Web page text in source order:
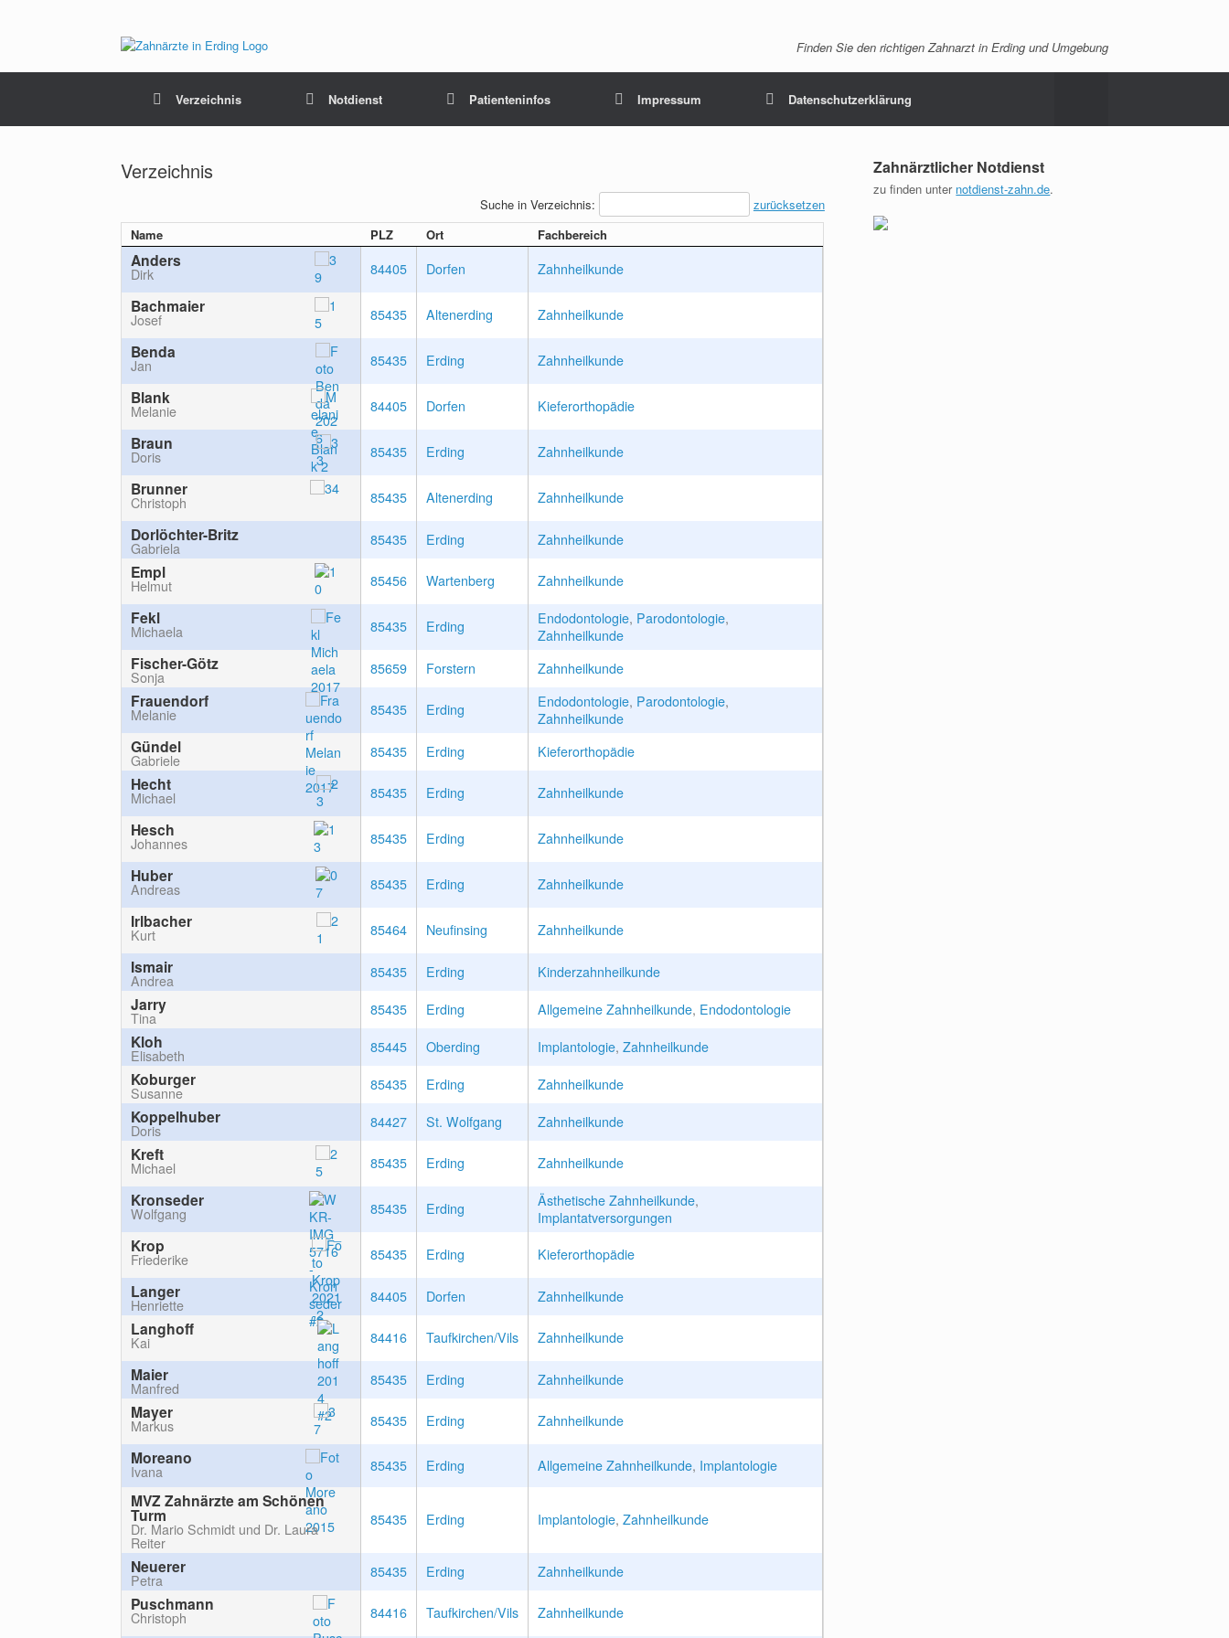
Finden Sie den richtigen Zahnarzt in Erding und Umgebung
Verzeichnis Notdienst Patienteninfos Impressum Datenschutzerklärung
Verzeichnis
Suche in Verzeichnis:
zurücksetzen
Name
PLZ Ort Fachbereich
Anders
Dirk 84405 Dorfen Zahnheilkunde
Bachmaier
Josef 85435 Altenerding Zahnheilkunde
Benda
Jan 85435 Erding Zahnheilkunde
Blank
Melanie 84405 Dorfen Kieferorthopädie
Braun
Doris 85435 Erding Zahnheilkunde
Brunner
Christoph 85435 Altenerding Zahnheilkunde
Dorlöchter-Britz
Gabriela 85435 Erding Zahnheilkunde
Empl
Helmut 85456 Wartenberg Zahnheilkunde
Fekl
Michaela 85435 Erding Endodontologie, Parodontologie,
Zahnheilkunde
Fischer-Götz
Sonja 85659 Forstern Zahnheilkunde
Frauendorf
Melanie 85435 Erding Endodontologie, Parodontologie,
Zahnheilkunde
Gündel
Gabriele 85435 Erding Kieferorthopädie
Hecht
Michael 85435 Erding Zahnheilkunde
Hesch
Johannes 85435 Erding Zahnheilkunde
Huber
Andreas 85435 Erding Zahnheilkunde
Irlbacher
Kurt 85464 Neufinsing Zahnheilkunde
Ismair
Andrea 85435 Erding Kinderzahnheilkunde
Jarry
Tina 85435 Erding Allgemeine Zahnheilkunde, Endodontologie
Kloh
Elisabeth 85445 Oberding Implantologie,Zahnheilkunde
Koburger
Susanne 85435 Erding Zahnheilkunde
Koppelhuber
Doris 84427 St. Wolfgang Zahnheilkunde
Kreft
Michael 85435 Erding Zahnheilkunde
Kronseder
Wolfgang 85435 Erding Ästhetische Zahnheilkunde,
Implantatversorgungen
Krop
Friederike 85435 Erding Kieferorthopädie
Langer
Henriette 84405 Dorfen Zahnheilkunde
Langhoff
Kai 84416 Taufkirchen/Vils Zahnheilkunde
Maier
Manfred 85435 Erding Zahnheilkunde
Mayer
Markus 85435 Erding Zahnheilkunde
Moreano
Ivana 85435 Erding Allgemeine Zahnheilkunde, Implantologie
MVZ Zahnärzte am Schönen
Turm
Dr. Mario Schmidt und Dr. Laura
Reiter
85435 Erding Implantologie,Zahnheilkunde
Neuerer
Petra 85435 Erding Zahnheilkunde
Puschmann
Christoph 84416 Taufkirchen/Vils Zahnheilkunde
Zahnärztlicher Notdienst
zu finden unter notdienst-zahn.de.